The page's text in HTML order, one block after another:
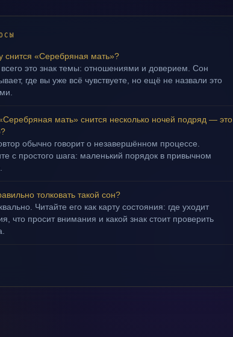
снится «Серебряная мать»?
это знак темы: отношениями и доверием. Сон
где вы уже всё чувствуете, но ещё не назвали это
мать» снится несколько ночей подряд — это
обычно говорит о незавершённом процессе.
с простого шага: маленький порядок в привычном
толковать такой сон?
Читайте его как карту состояния: где уходит
что просит внимания и какой знак стоит проверить